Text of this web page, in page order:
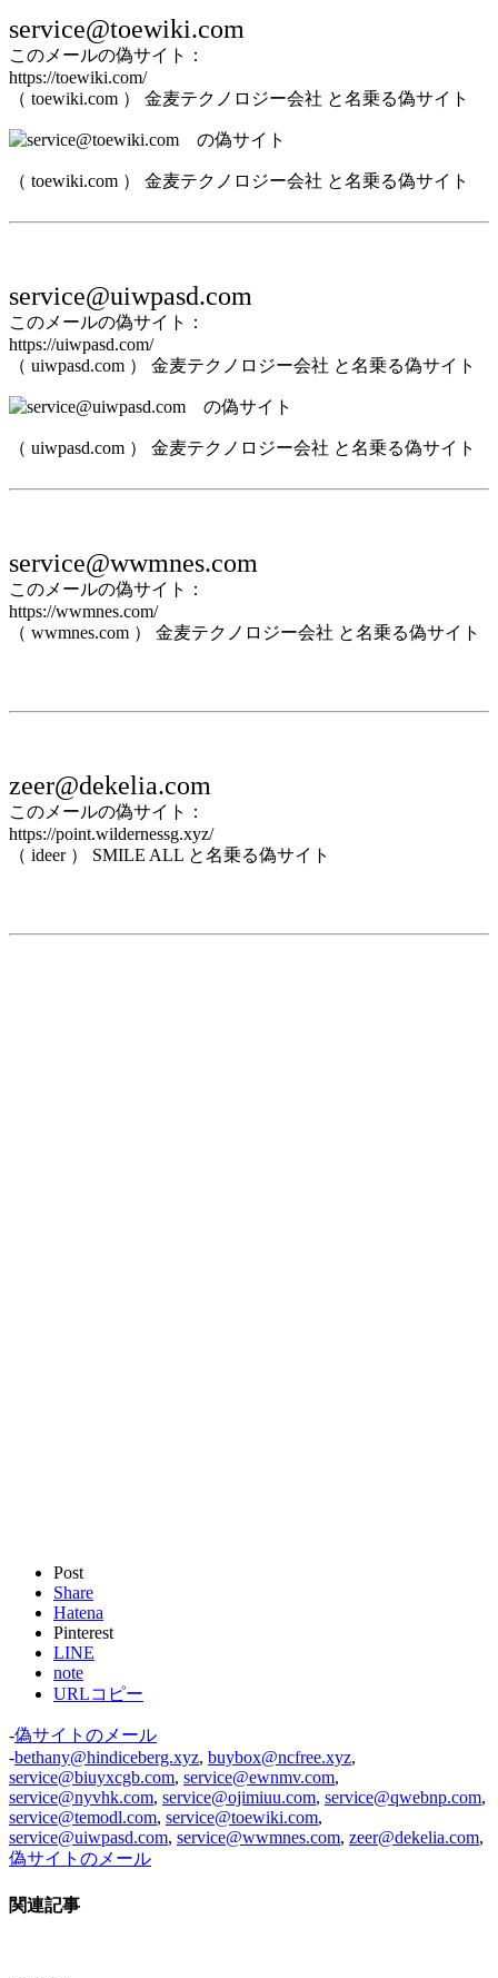
service@toewiki.com
このメールの偽サイト：
https://toewiki.com/
（ toewiki.com ） 金麦テクノロジー会社 と名乗る偽サイト
（ toewiki.com ） 金麦テクノロジー会社 と名乗る偽サイト
service@uiwpasd.com
このメールの偽サイト：
https://uiwpasd.com/
（ uiwpasd.com ） 金麦テクノロジー会社 と名乗る偽サイト
（ uiwpasd.com ） 金麦テクノロジー会社 と名乗る偽サイト
service@wwmnes.com
このメールの偽サイト：
https://wwmnes.com/
（ wwmnes.com ） 金麦テクノロジー会社 と名乗る偽サイト
zeer@dekelia.com
このメールの偽サイト：
https://point.wildernessg.xyz/
（ ideer ） SMILE ALL と名乗る偽サイト
Post
Share
Hatena
Pinterest
LINE
note
URLコピー
-偽サイトのメール
-bethany@hindiceberg.xyz, buybox@ncfree.xyz,
service@biuyxcgb.com, service@ewnmv.com,
service@nyvhk.com, service@ojimiuu.com, service@qwebnp.com,
service@temodl.com, service@toewiki.com,
service@uiwpasd.com, service@wwmnes.com, zeer@dekelia.com,
偽サイトのメール
関連記事